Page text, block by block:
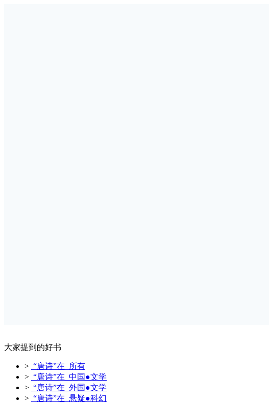
大家提到的好书
> “唐诗”在 所有
> “唐诗”在 中国●文学
> “唐诗”在 外国●文学
> “唐诗”在 悬疑●科幻